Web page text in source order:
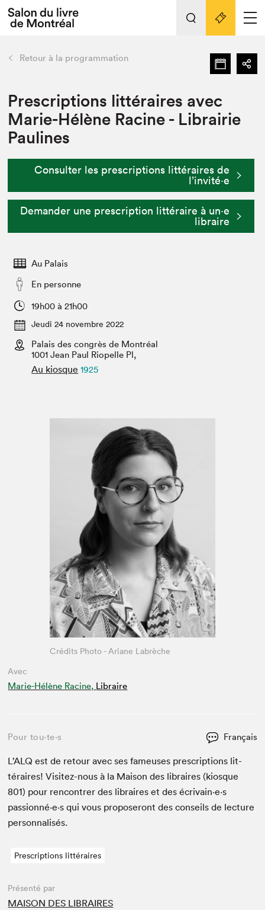
Espace exposant⋅e⋅s
Espace médias
L'événement
Préparer sa visite au Salon
Actualités
SLM PRO
retour Nos activités
Préparer sa visite
Salon au Palais
Projets partenaires
Liens pratiques
Retour à la programmation
Prescriptions littéraires avec
Marie-Hélène Racine - Librairie
Paulines
Consulter les prescriptions littéraires de
l’invité⋅e
Demander une prescription littéraire à un⋅e
libraire
Au Palais
En personne
19h00 à 21h00
Jeudi 24 novembre 2022
Palais des congrès de Montréal
1001 Jean Paul Riopelle Pl,
Au kiosque 1925
Avec
Marie-Hélène Racine, Libraire
Crédits Photo - Ariane Labrèche
Pour tou⋅te⋅s Français
L’ALQ est de retour avec ses fameuses pre­scrip­tions lit­
téraires! Vis­itez-nous à la Mai­son des libraires (kiosque
801) pour ren­con­tr­er des libraires et des écrivain·e·s
passionné·e·s qui vous pro­poseront des con­seils de lec­ture
personnalisés.
Prescriptions littéraires
Présenté par
MAISON DES LIBRAIRES